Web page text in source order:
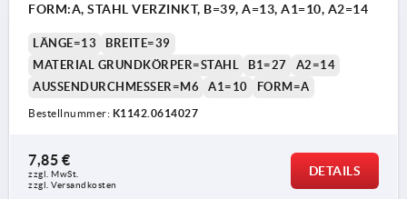
FORM:A, STAHL VERZINKT, B=39, A=13, A1=10, A2=14
LÄNGE=13
BREITE=39
MATERIAL GRUNDKÖRPER=STAHL
B1=27
A2=14
AUSSENDURCHMESSER=M6
A1=10 FORM=A
Bestellnummer: K1142.0614027
7,85 €
zzgl. MwSt.
zzgl. Versandkosten
DETAILS